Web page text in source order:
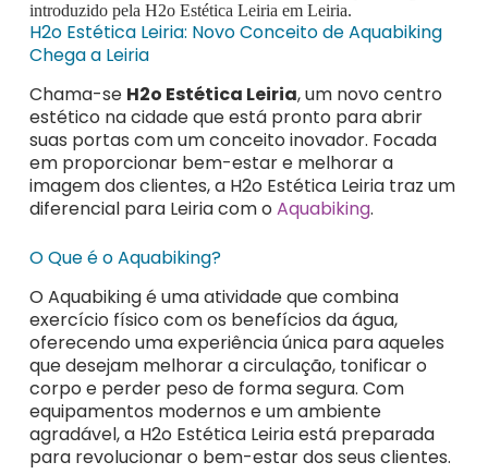
H2o Estética Leiria: Novo Conceito de Aquabiking
Chega a Leiria
Chama-se H2o Estética Leiria, um novo centro
estético na cidade que está pronto para abrir
suas portas com um conceito inovador. Focada
em proporcionar bem-estar e melhorar a
imagem dos clientes, a H2o Estética Leiria traz um
diferencial para Leiria com o Aquabiking.
O Que é o Aquabiking?
O Aquabiking é uma atividade que combina
exercício físico com os benefícios da água,
oferecendo uma experiência única para aqueles
que desejam melhorar a circulação, tonificar o
corpo e perder peso de forma segura. Com
equipamentos modernos e um ambiente
agradável, a H2o Estética Leiria está preparada
para revolucionar o bem-estar dos seus clientes.